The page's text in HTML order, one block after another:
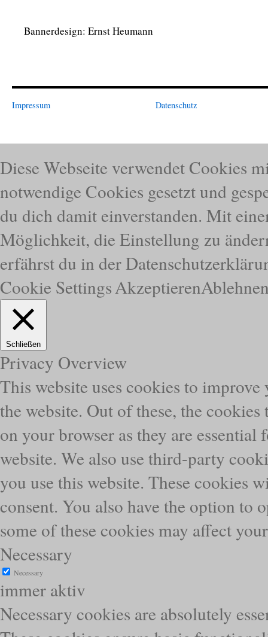
Bannerdesign: Ernst Heumann
Impressum Datenschutz
Diese Webseite verwendet Cookies
notwendige Cookies gesetzt und
du dich damit einverstanden. Mit
Möglichkeit, die Einstellung zu
erfährst du in der
Cookie SettingsAkzeptieren
Schließen
Privacy Overview
This website uses cookies to
the website. Out of these, the cookies
on your browser as they are
website. We also use third-party
you use this website. These cookies
consent. You also have the option
some of these cookies may affect
Necessary
Necessary
immer aktiv
Necessary cookies are absolutely